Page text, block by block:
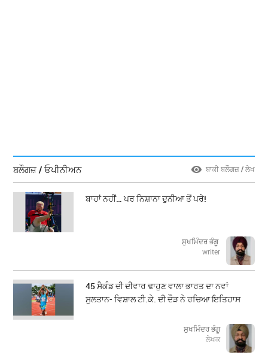
ਬਲੌਗਜ਼ / ਓਪੀਨੀਅਨ ਬਾਕੀ ਬਲੌਗਜ਼ / ਲੇਖ
ਬਾਹਾਂ ਨਹੀਂ… ਪਰ ਨਿਸ਼ਾਨਾ ਦੁਨੀਆ ਤੋਂ ਪਰੇ!
ਸੁਖਮਿੰਦਰ ਭੰਗੂ
writer
45 ਸੈਕੰਡ ਦੀ ਦੀਵਾਰ ਢਾਹੁਣ ਵਾਲਾ ਭਾਰਤ ਦਾ ਨਵਾਂ
ਸੁਲਤਾਨ- ਵਿਸ਼ਾਲ ਟੀ.ਕੇ. ਦੀ ਦੌੜ ਨੇ ਰਚਿਆ ਇਤਿਹਾਸ
ਸੁਖਮਿੰਦਰ ਭੰਗੂ
ਲੇਖਕ